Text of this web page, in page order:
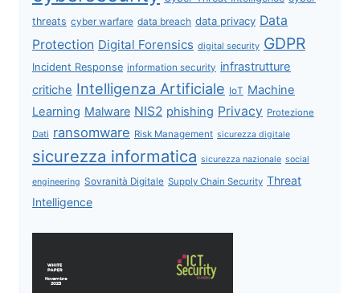
threats cyber warfare data breach data privacy Data
Protection Digital Forensics digital security GDPR
Incident Response information security infrastrutture
critiche Intelligenza Artificiale IoT Machine
Learning Malware NIS2 phishing Privacy Protezione
Dati ransomware Risk Management sicurezza digitale
sicurezza informatica sicurezza nazionale social
engineering Sovranità Digitale Supply Chain Security Threat
Intelligence